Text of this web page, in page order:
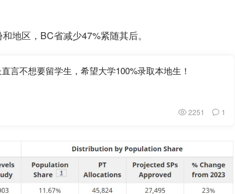
地区，BC省减少47%紧随其后。
言不想要留学生，希望大学100%录取本地生！
2251 1